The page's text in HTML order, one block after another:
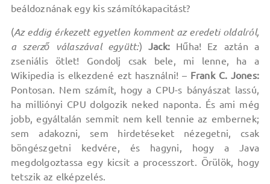
beáldoznának egy kis számítókapacitást?
(Az eddig érkezett egyetlen komment az eredeti oldalról,
a szerző válaszával együtt:) Jack: Hűha! Ez aztán a
zseniális ötlet! Gondolj csak bele, mi lenne, ha a
Wikipedia is elkezdené ezt használni! – Frank C. Jones:
Pontosan. Nem számít, hogy a CPU-s bányászat lassú,
ha milliónyi CPU dolgozik neked naponta. És ami még
jobb, egyáltalán semmit nem kell tennie az embernek;
sem adakozni, sem hirdetéseket nézegetni, csak
böngészgetni kedvére, és hagyni, hogy a Java
megdolgoztassa egy kicsit a processzort. Örülök, hogy
tetszik az elképzelés.